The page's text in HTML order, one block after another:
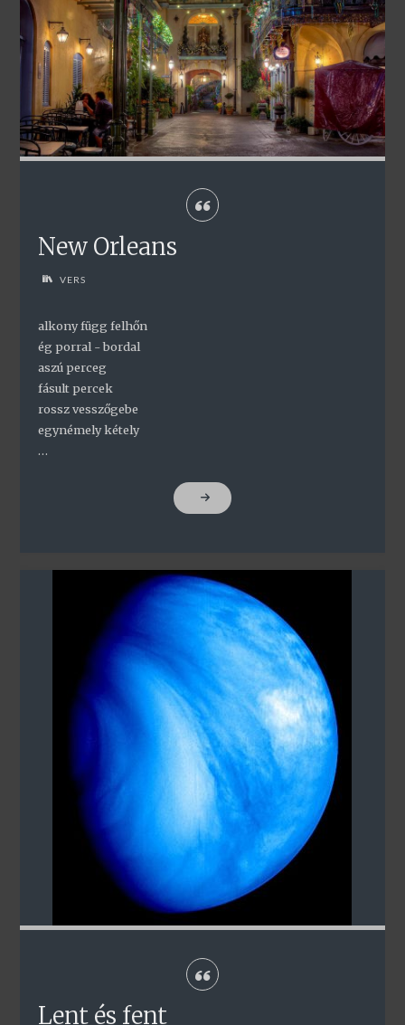
New Orleans
VERS
alkony függ felhőn
ég porral - bordal
aszú perceg
fásult percek
rossz vesszőgebe
egynémely kétely
…
"NEW
Lent és fent